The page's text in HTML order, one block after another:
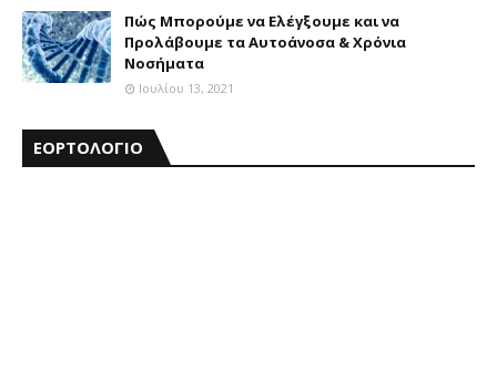
Πώς Μπορούμε να Ελέγξουμε και να
Προλάβουμε τα Αυτοάνοσα & Χρόνια
Νοσήματα
Ιουλίου 13, 2021
ΕΟΡΤΟΛΟΓΙΟ